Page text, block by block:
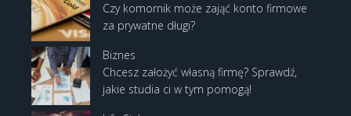
Czy komornik może zająć konto firmowe
za prywatne długi?
Biznes
Chcesz założyć własną firmę? Sprawdź,
jakie studia ci w tym pomogą!